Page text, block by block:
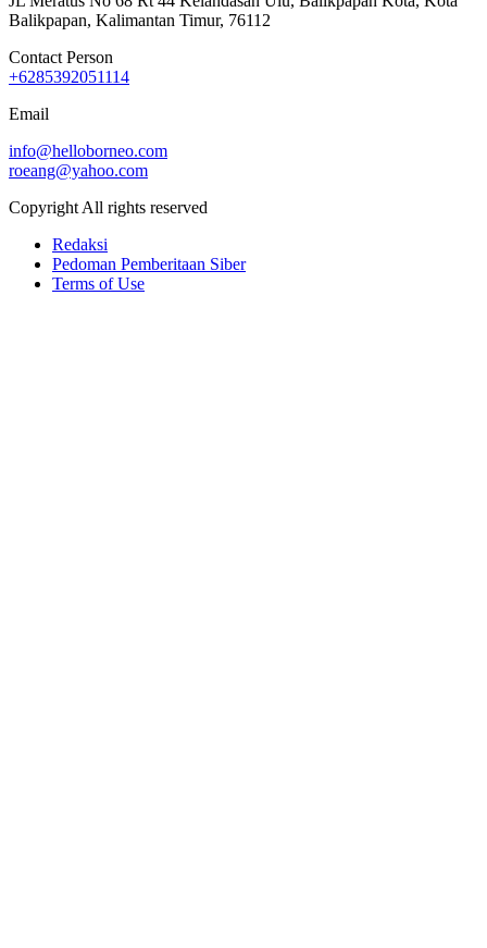
Balikpapan, Kalimantan Timur, 76112
Contact Person
+6285392051114
Email
info@helloborneo.com
roeang@yahoo.com
Copyright All rights reserved
Redaksi
Pedoman Pemberitaan Siber
Terms of Use